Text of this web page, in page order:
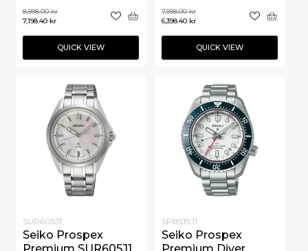
8,998.00kr
7,198.40 kr
QUICK VIEW
7,998.00kr
6,398.40 kr
QUICK VIEW
SUR605J1
Seiko Prospex
SPB519J1
Seiko Prospex